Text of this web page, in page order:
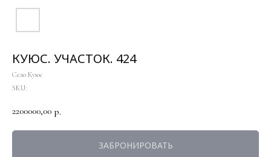
КУЮС. УЧАСТОК. 424
Село Куюс
SKU:
2200000,00 р.
ЗАБРОНИРОВАТЬ